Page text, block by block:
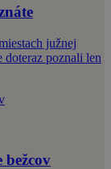
južnej
poznali len
bežcov